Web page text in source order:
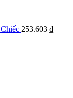
253.603 ₫